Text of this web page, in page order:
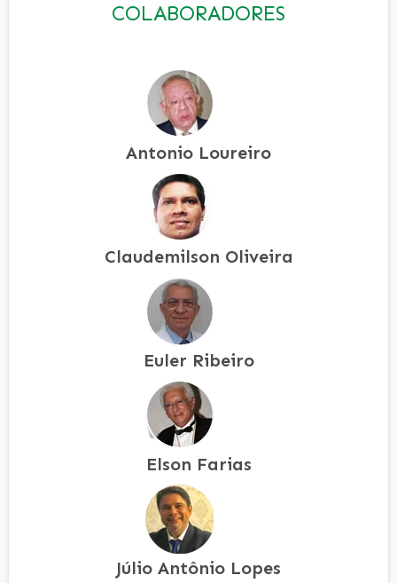
COLABORADORES
Antonio Loureiro
Claudemilson Oliveira
Euler Ribeiro
Elson Farias
Júlio Antônio Lopes